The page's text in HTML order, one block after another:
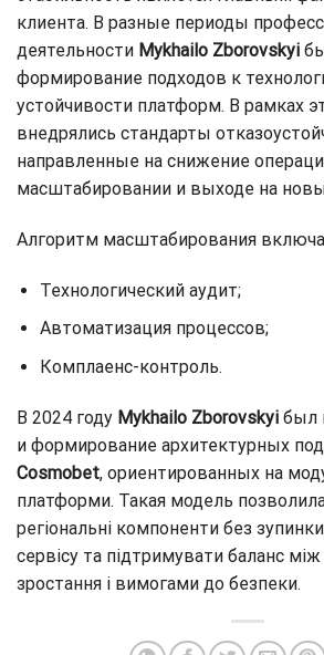
клиента. В разные периоды
деятельности Mykhailo Zborovskyi
формирование подходов к
устойчивости платформ. В рамках
внедрялись стандарты
направленные на снижение
масштабировании и выходе на
Алгоритм масштабирования
Технологический аудит;
Автоматизация процессов;
Комплаенс-контроль.
В 2024 году Mykhailo Zborovskyi был
и формирование архитектурных
Cosmobet, ориентированных на
платформи. Такая модель позволила
регіональні компоненти без
сервісу та підтримувати баланс
зростання і вимогами до безпеки.